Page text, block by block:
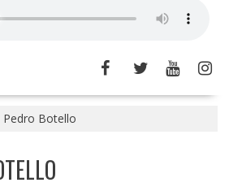
Pedro Botello